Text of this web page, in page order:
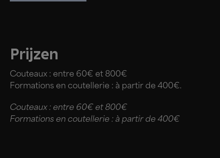
Prijzen
Couteaux : entre 60€ et 800€
Formations en coutellerie : à partir de 400€.
Couteaux : entre 60€ et 800€
Formations en coutellerie : à partir de 400€